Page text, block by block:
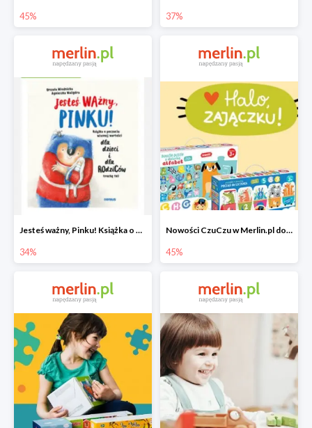
45% 37%
Jesteś ważny, Pinku! Książka o poczuciu własnej wartości
34%
Nowości CzuCzu w Merlin.pl do -45%
45%